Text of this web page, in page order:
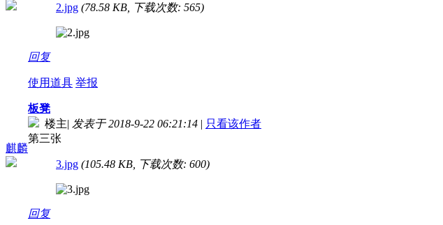
2.jpg (78.58 KB, 下载次数: 565)
回复
使用道具 举报
麒麟
板凳
楼主| 发表于 2018-9-22 06:21:14 | 只看该作者
第三张
3.jpg (105.48 KB, 下载次数: 600)
回复